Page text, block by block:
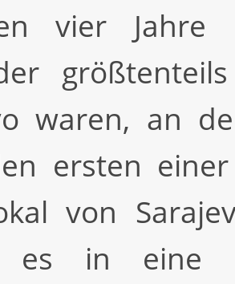
vier
waren, an
ersten
von
es in eine